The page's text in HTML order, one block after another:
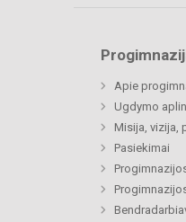
Apie
Ugdymo
Misija, vizija,
Pasiekimai